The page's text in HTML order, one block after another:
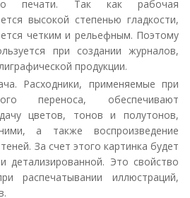
печати. Так как рабочая
высокой степенью гладкости,
четким и рельефным. Поэтому
при создании журналов,
продукции.
Расходники, применяемые при
переноса, обеспечивают
цветов, тонов и полутонов,
а также воспроизведение
За счет этого картинка будет
детализированной. Это свойство
распечатывании иллюстраций,